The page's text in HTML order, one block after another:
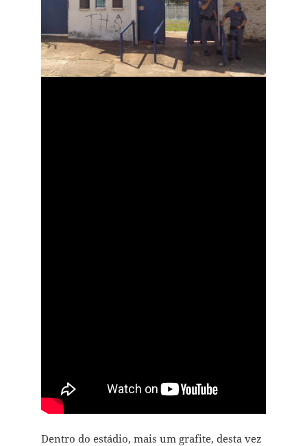
Dentro do estádio, mais um grafite, desta vez